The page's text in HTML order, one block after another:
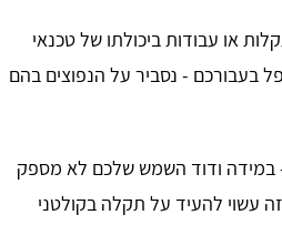
או עבודות ביכולתו של טכנאי
בעבורכם - נסביר על הנפוצים בהם
במידה ודוד השמש שלכם לא מספק
עשוי להעיד על תקלה בקולטני